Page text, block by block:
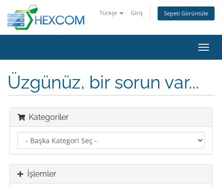
Türkçe Giriş Sepeti Görüntüle
Üzgünüz, bir sorun var...
Kategoriler
İşlemler